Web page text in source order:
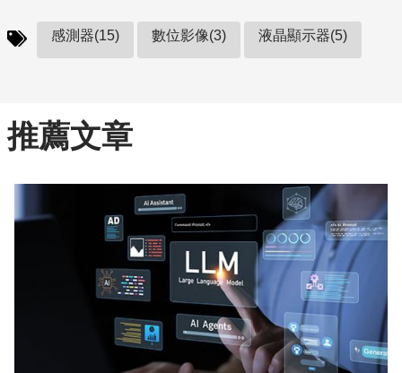
感測器(15) 數位影像(3) 液晶顯示器(5)
推薦文章